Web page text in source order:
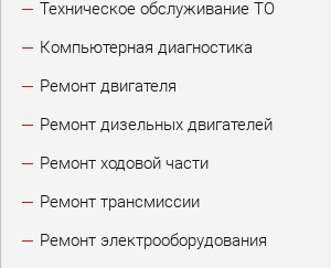
Техническое обслуживание ТО
Компьютерная диагностика
Ремонт двигателя
Ремонт дизельных двигателей
Ремонт ходовой части
Ремонт трансмиссии
Ремонт электрооборудования